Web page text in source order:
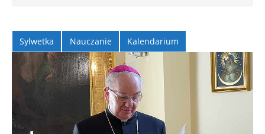
Sylwetka Nauczanie Kalendarium